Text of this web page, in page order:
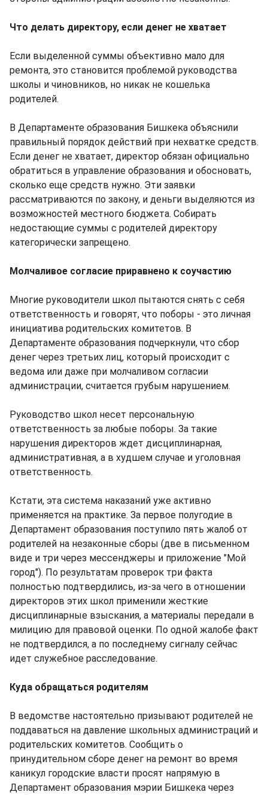
Что делать директору, если денег не хватает
Если выделенной суммы объективно мало для
ремонта, это становится проблемой руководства
школы и чиновников, но никак не кошелька
родителей.
В Департаменте образования Бишкека объяснили
правильный порядок действий при нехватке средств.
Если денег не хватает, директор обязан официально
обратиться в управление образования и обосновать,
сколько еще средств нужно. Эти заявки
рассматриваются по закону, и деньги выделяются из
возможностей местного бюджета. Собирать
недостающие суммы с родителей директору
категорически запрещено.
Молчаливое согласие приравнено к соучастию
Многие руководители школ пытаются снять с себя
ответственность и говорят, что поборы - это личная
инициатива родительских комитетов. В
Департаменте образования подчеркнули, что сбор
денег через третьих лиц, который происходит с
ведома или даже при молчаливом согласии
администрации, считается грубым нарушением.
Руководство школ несет персональную
ответственность за любые поборы. За такие
нарушения директоров ждет дисциплинарная,
административная, а в худшем случае и уголовная
ответственность.
Кстати, эта система наказаний уже активно
применяется на практике. За первое полугодие в
Департамент образования поступило пять жалоб от
родителей на незаконные сборы (две в письменном
виде и три через мессенджеры и приложение "Мой
город"). По результатам проверок три факта
полностью подтвердились, из-за чего в отношении
директоров этих школ применили жесткие
дисциплинарные взыскания, а материалы передали в
милицию для правовой оценки. По одной жалобе факт
не подтвердился, а по последнему сигналу сейчас
идет служебное расследование.
Куда обращаться родителям
В ведомстве настоятельно призывают родителей не
поддаваться на давление школьных администраций и
родительских комитетов. Сообщить о
принудительном сборе денег на ремонт во время
каникул городские власти просят напрямую в
Департамент образования мэрии Бишкека через